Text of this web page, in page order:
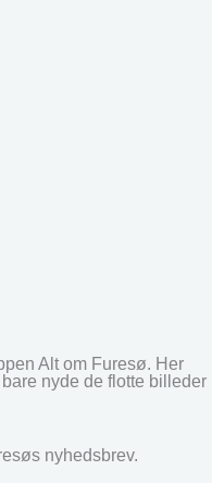
Alt om Furesø. Her
nyde de flotte billeder
nyhedsbrev.